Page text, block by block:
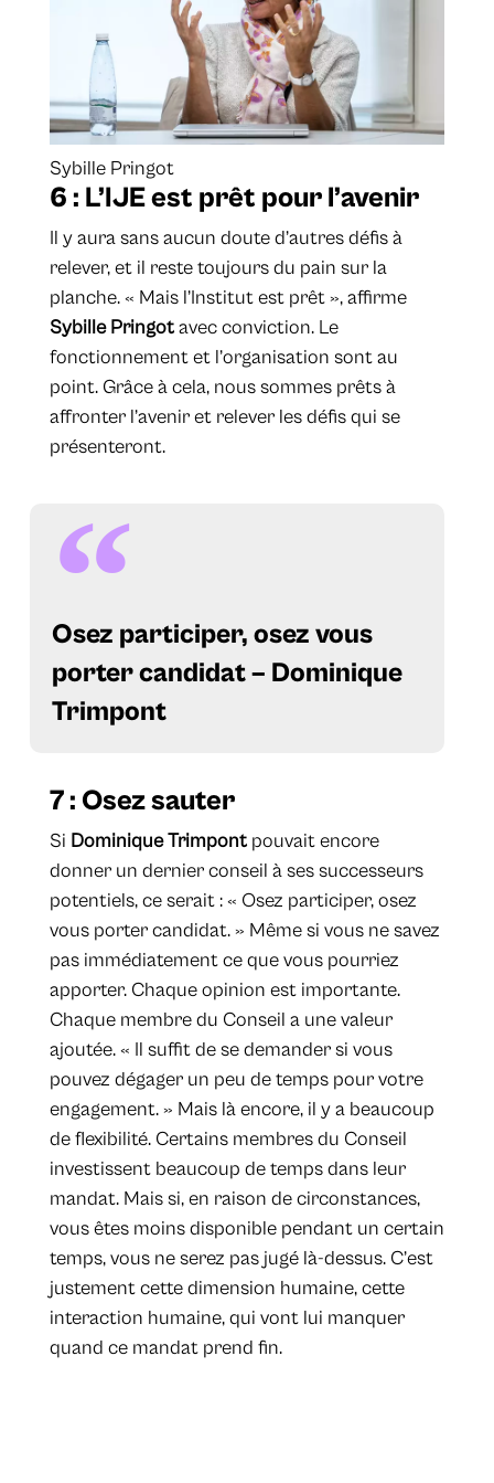
Sybille Pringot
6 : L’IJE est prêt pour l’avenir
Il y aura sans aucun doute d’autres défis à
relever, et il reste toujours du pain sur la
planche. « Mais l’Institut est prêt », affirme
Sybille Pringotavec conviction. Le
fonctionnement et l’organisation sont au
point. Grâce à cela, nous sommes prêts à
affronter l’avenir et relever les défis qui se
présenteront.
Osez participer, osez vous
porter candidat – Dominique
Trimpont
7 : Osez sauter
Si Dominique Trimpontpouvait encore
donner un dernier conseil à ses successeurs
potentiels, ce serait : « Osez participer, osez
vous porter candidat. » Même si vous ne savez
pas immédiatement ce que vous pourriez
apporter. Chaque opinion est importante.
Chaque membre du Conseil a une valeur
ajoutée. « Il suffit de se demander si vous
pouvez dégager un peu de temps pour votre
engagement. » Mais là encore, il y a beaucoup
de flexibilité. Certains membres du Conseil
investissent beaucoup de temps dans leur
mandat. Mais si, en raison de circonstances,
vous êtes moins disponible pendant un certain
temps, vous ne serez pas jugé là-dessus. C’est
justement cette dimension humaine, cette
interaction humaine, qui vont lui manquer
quand ce mandat prend fin.